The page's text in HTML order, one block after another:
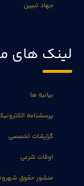
جهاد تبیین
لینک های
بیانیه ها
پرسشنامه
گزارشات تخصصی
اوقات شرعی
منشور حقوق